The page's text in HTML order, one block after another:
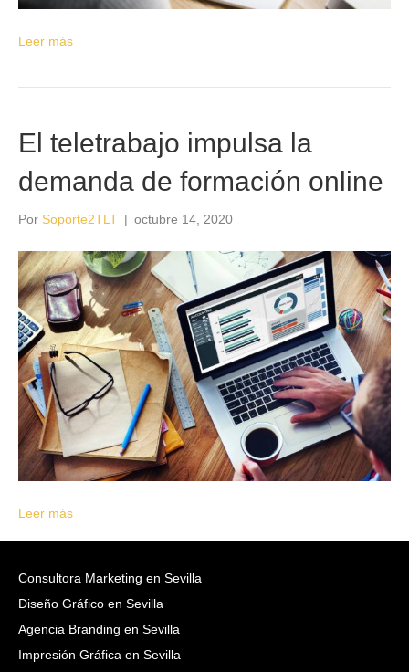
Leer más
El teletrabajo impulsa la
demanda de formación online
Por Soporte2TLT | octubre 14, 2020
Leer más
Consultora Marketing en Sevilla
Diseño Gráfico en Sevilla
Agencia Branding en Sevilla
Impresión Gráfica en Sevilla